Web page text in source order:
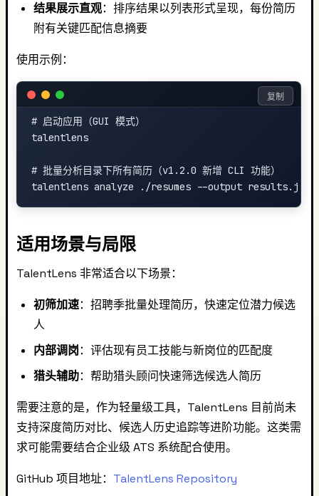
结果展示直观：排序结果以列表形式呈现，每份简历
附有关键匹配信息摘要
使用示例：
# 启动应用（GUI 模式）
talentlens
# 批量分析目录下所有简历（v1.2.0 新增 CLI 功能）
复制
适用场景与局限
TalentLens 非常适合以下场景：
初筛加速：招聘季批量处理简历，快速定位潜力候选
人
内部调岗：评估现有员工技能与新岗位的匹配度
猎头辅助：帮助猎头顾问快速筛选候选人简历
需要注意的是，作为轻量级工具，TalentLens 目前尚未
支持深度简历对比、候选人历史追踪等进阶功能。这类需
求可能需要结合企业级 ATS 系统配合使用。
GitHub 项目地址： TalentLens Repository